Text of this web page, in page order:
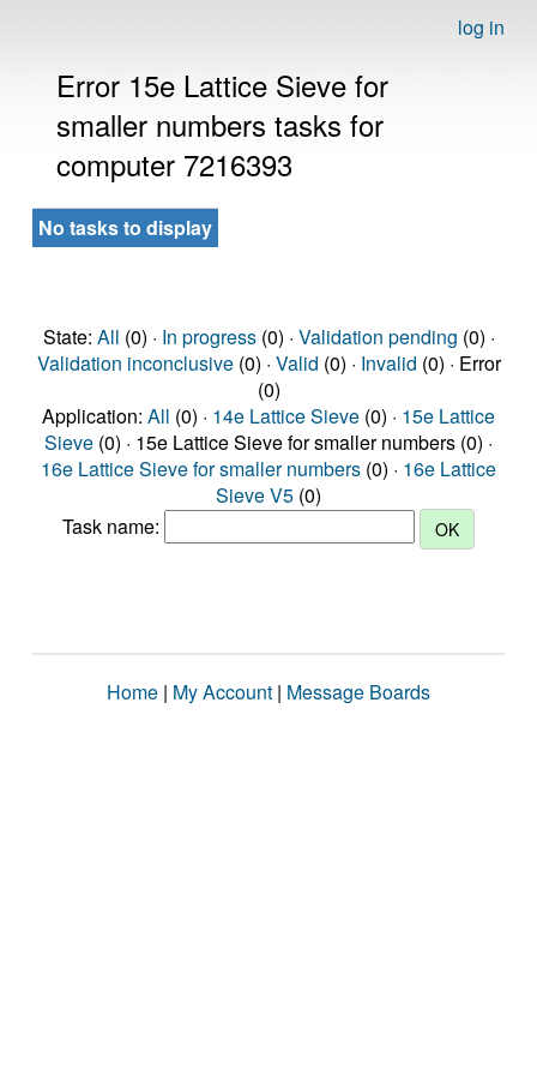
log in
Error 15e Lattice Sieve for
smaller numbers tasks for
computer 7216393
No tasks to display
State: All (0) · In progress(0) · Validation pending (0) ·
Validation inconclusive(0) · Valid (0) · Invalid (0) · Error
(0)
Application: All (0) · 14e Lattice Sieve (0) · 15e Lattice
Sieve (0) · 15e Lattice Sieve for smaller numbers (0) ·
16e Lattice Sieve for smaller numbers (0) · 16e Lattice
Sieve V5 (0)
Task name:
Home | My Account | Message Boards